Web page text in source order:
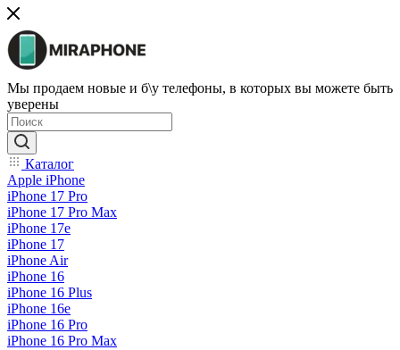
Мы продаем новые и б\у телефоны, в которых вы можете быть
уверены
Каталог
Apple iPhone
iPhone 17 Pro
iPhone 17 Pro Max
iPhone 17e
iPhone 17
iPhone Air
iPhone 16
iPhone 16 Plus
iPhone 16e
iPhone 16 Pro
iPhone 16 Pro Max